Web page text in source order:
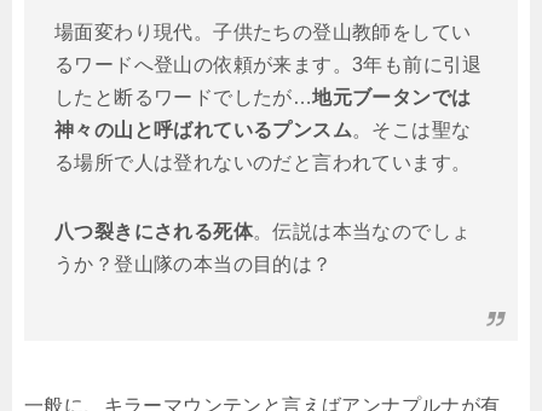
場面変わり現代。子供たちの登山教師をしてい
るワードへ登山の依頼が来ます。3年も前に引退
したと断るワードでしたが…地元ブータンでは
神々の山と呼ばれているプンスム。そこは聖な
る場所で人は登れないのだと言われています。
八つ裂きにされる死体。伝説は本当なのでしょ
うか？登山隊の本当の目的は？
一般に、キラーマウンテンと言えばアンナプルナが有